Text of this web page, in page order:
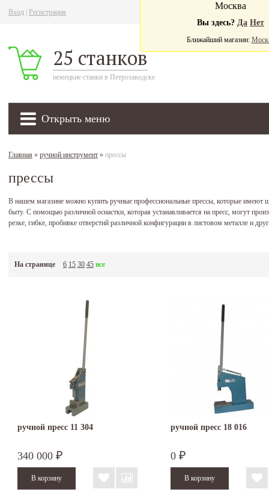
Вход Регистрация
25 станков
немецкие станки в Петрозаводске
Открыть меню
Москва
Вы здесь? Да Нет
Ближайший магазин:
Главная » ручной инструмент » прессы
прессы
В нашем магазине можно купить ручные профессиональные прессы, которые имеют
быту. С помощью различной оснастки, которая устанавливается на пресс, могут
резке, гибке, пробивке отверстий различной конфигурации в листовом металле и
На странице 6 15 30 45 все
ручной пресс 11 304
340 000 ₽
ручной пресс 18 016
0 ₽